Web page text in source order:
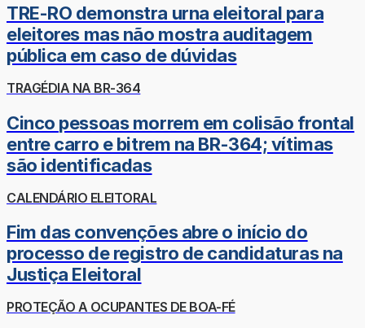
TRE-RO demonstra urna eleitoral para
eleitores mas não mostra auditagem
pública em caso de dúvidas
TRAGÉDIA NA BR-364
Cinco pessoas morrem em colisão frontal
entre carro e bitrem na BR-364; vítimas
são identificadas
CALENDÁRIO ELEITORAL
Fim das convenções abre o início do
processo de registro de candidaturas na
Justiça Eleitoral
PROTEÇÃO A OCUPANTES DE BOA-FÉ